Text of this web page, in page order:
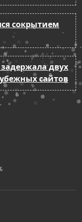
сокрытием
двух
сайтов